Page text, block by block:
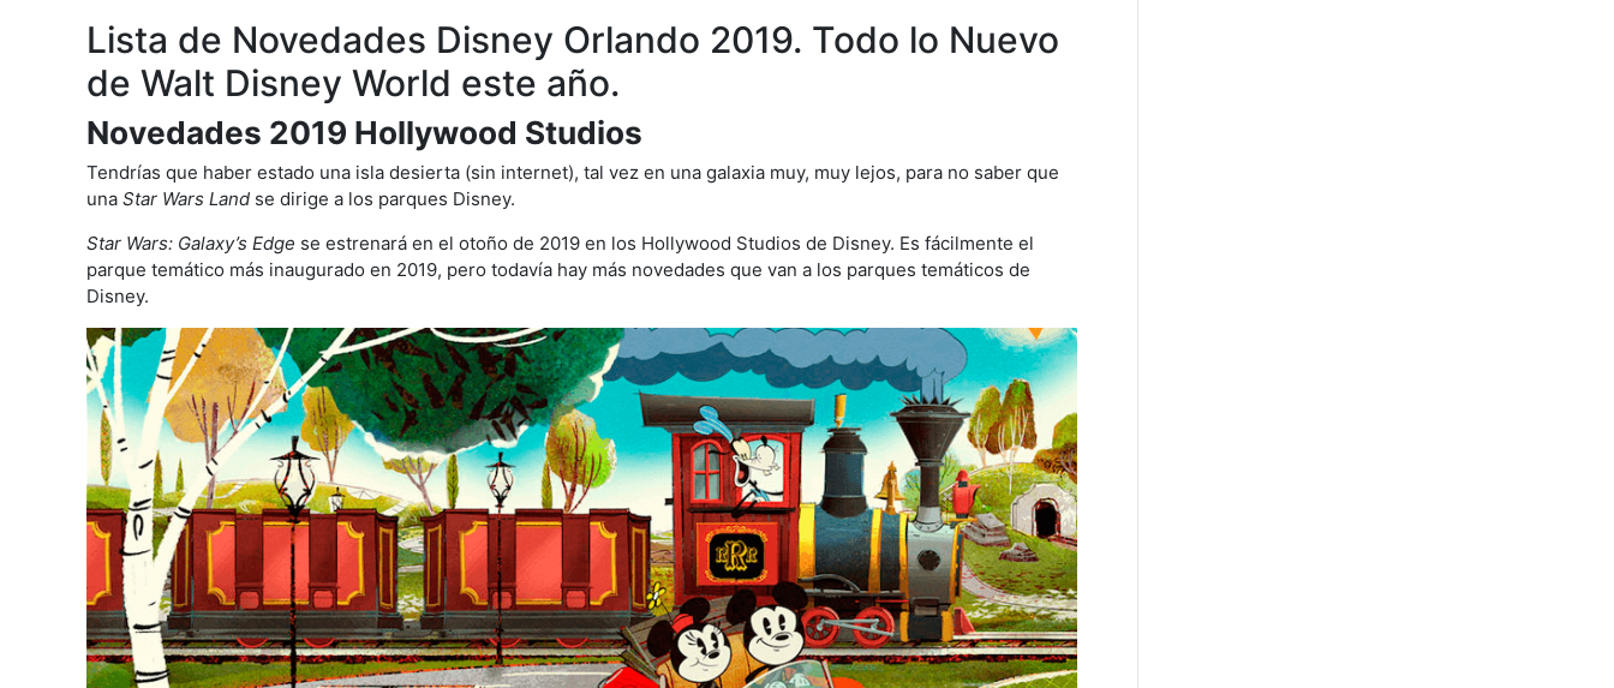
Lista de Novedades Disney Orlando 2019. Todo lo Nuevo
de Walt Disney World este año.
Novedades 2019 Hollywood Studios
Tendrías que haber estado una isla desierta (sin internet), tal vez en una galaxia muy, muy lejos, para no saber que
una Star Wars Land se dirige a los parques Disney.
Star Wars: Galaxy’s Edge se estrenará en el otoño de 2019 en los Hollywood Studios de Disney. Es fácilmente el
parque temático más inaugurado en 2019, pero todavía hay más novedades que van a los parques temáticos de
Disney.